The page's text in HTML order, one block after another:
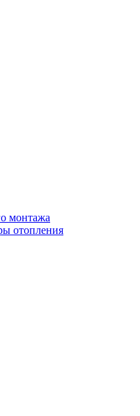
монтажа
отопления